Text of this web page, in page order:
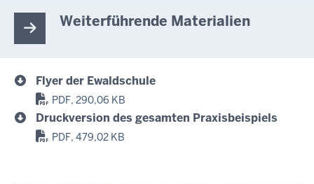
Weiterführende Materialien
Flyer der Ewaldschule
PDF, 290,06 KB
Druckversion des gesamten Praxisbeispiels
PDF, 479,02 KB